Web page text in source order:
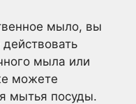
мыло, вы
мыла или
можете
мытья посуды.